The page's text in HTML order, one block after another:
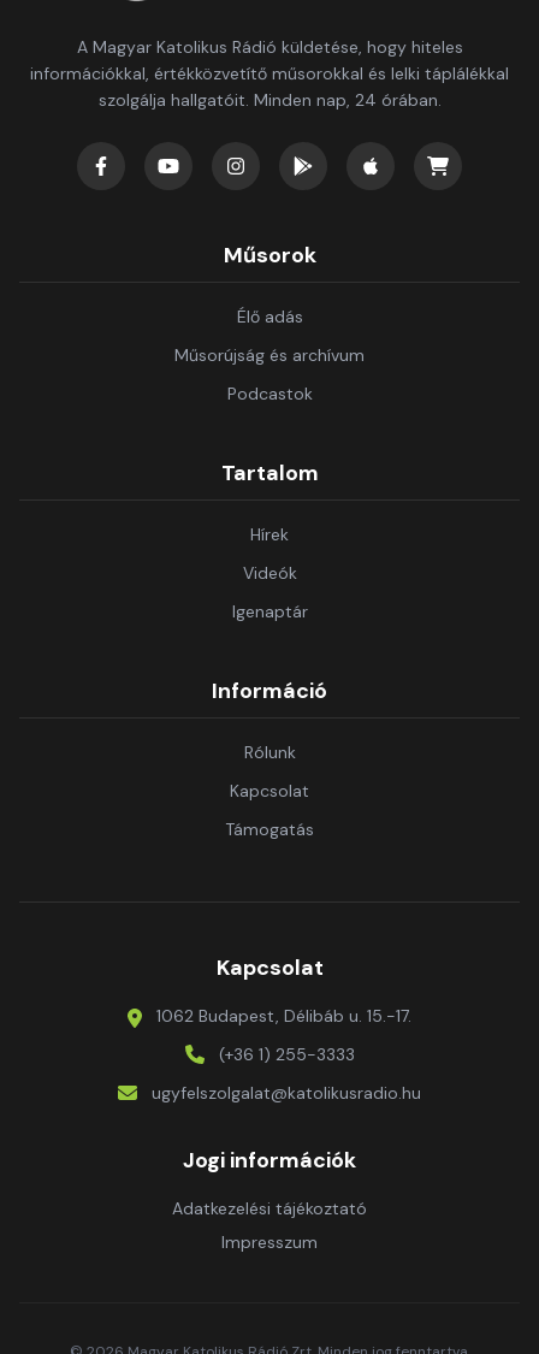
A Magyar Katolikus Rádió küldetése, hogy hiteles
információkkal, értékközvetítő műsorokkal és lelki táplálékkal
szolgálja hallgatóit. Minden nap, 24 órában.
Műsorok
Élő adás
Műsorújság és archívum
Podcastok
Tartalom
Hírek
Videók
Igenaptár
Információ
Rólunk
Kapcsolat
Támogatás
Kapcsolat
1062 Budapest, Délibáb u. 15.-17.
(+36 1) 255-3333
ugyfelszolgalat@katolikusradio.hu
Jogi információk
Adatkezelési tájékoztató
Impresszum